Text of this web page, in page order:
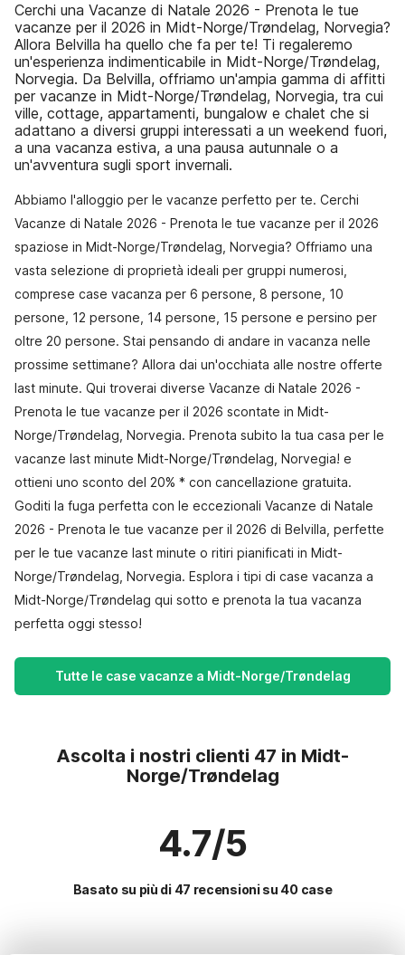
Cerchi una Vacanze di Natale 2026 - Prenota le tue
vacanze per il 2026 in Midt-Norge/Trøndelag, Norvegia?
Allora Belvilla ha quello che fa per te! Ti regaleremo
un'esperienza indimenticabile in Midt-Norge/Trøndelag,
Norvegia. Da Belvilla, offriamo un'ampia gamma di affitti
per vacanze in Midt-Norge/Trøndelag, Norvegia, tra cui
ville, cottage, appartamenti, bungalow e chalet che si
adattano a diversi gruppi interessati a un weekend fuori,
a una vacanza estiva, a una pausa autunnale o a
un'avventura sugli sport invernali.
Abbiamo l'alloggio per le vacanze perfetto per te. Cerchi
Vacanze di Natale 2026 - Prenota le tue vacanze per il 2026
spaziose in Midt-Norge/Trøndelag, Norvegia? Offriamo una
vasta selezione di proprietà ideali per gruppi numerosi,
comprese case vacanza per 6 persone, 8 persone, 10
persone, 12 persone, 14 persone, 15 persone e persino per
oltre 20 persone. Stai pensando di andare in vacanza nelle
prossime settimane? Allora dai un'occhiata alle nostre offerte
last minute. Qui troverai diverse Vacanze di Natale 2026 -
Prenota le tue vacanze per il 2026 scontate in Midt-
Norge/Trøndelag, Norvegia. Prenota subito la tua casa per le
vacanze last minute Midt-Norge/Trøndelag, Norvegia! e
ottieni uno sconto del 20% * con cancellazione gratuita.
Goditi la fuga perfetta con le eccezionali Vacanze di Natale
2026 - Prenota le tue vacanze per il 2026 di Belvilla, perfette
per le tue vacanze last minute o ritiri pianificati in Midt-
Norge/Trøndelag, Norvegia. Esplora i tipi di case vacanza a
Midt-Norge/Trøndelag qui sotto e prenota la tua vacanza
perfetta oggi stesso!
Tutte le case vacanze a Midt-Norge/Trøndelag
Ascolta i nostri clienti 47 in Midt-
Norge/Trøndelag
4.7/5
Basato su più di 47 recensioni su 40 case